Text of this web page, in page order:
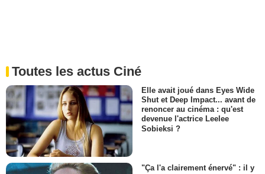
Toutes les actus Ciné
Elle avait joué dans Eyes Wide
Shut et Deep Impact... avant de
renoncer au cinéma : qu'est
devenue l'actrice Leelee
Sobieksi ?
"Ça l'a clairement énervé" : il y